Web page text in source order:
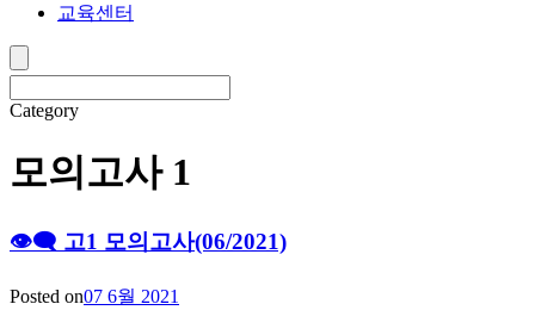
교육센터
Category
모의고사 1
👁‍🗨 고1 모의고사(06/2021)
Posted on07 6월 2021